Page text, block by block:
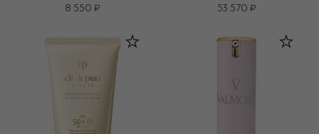
8 550 ₽
53 570 ₽